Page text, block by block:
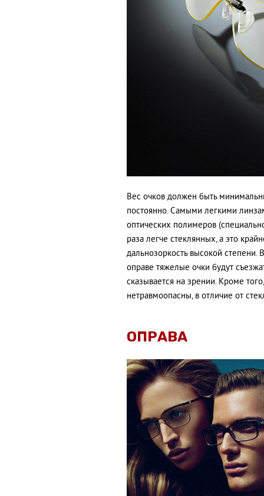
Вес очков должен быть
постоянно. Самыми легкими
оптических полимеров
раза легче стеклянных, а это
дальнозоркость высокой
оправе тяжелые очки будут
сказывается на зрении. Кроме
нетравмоопасны, в отличие от
ОПРАВА